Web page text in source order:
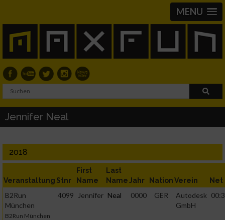
MENU
Jennifer Neal
2018
Veranstaltung Stnr
First
Name
Last
NameJahr NationVerein Net
B2Run
München
B2Run München
4099 Jennifer Neal 0000 GER
Autodesk
GmbH